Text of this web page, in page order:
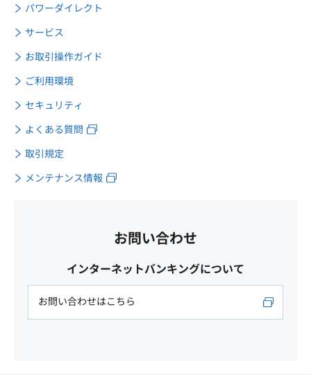
パワーダイレクト
サービス
お取引操作ガイド
ご利用環境
セキュリティ
よくある質問
取引規定
メンテナンス情報
お問い合わせ
インターネットバンキングについて
お問い合わせはこちら